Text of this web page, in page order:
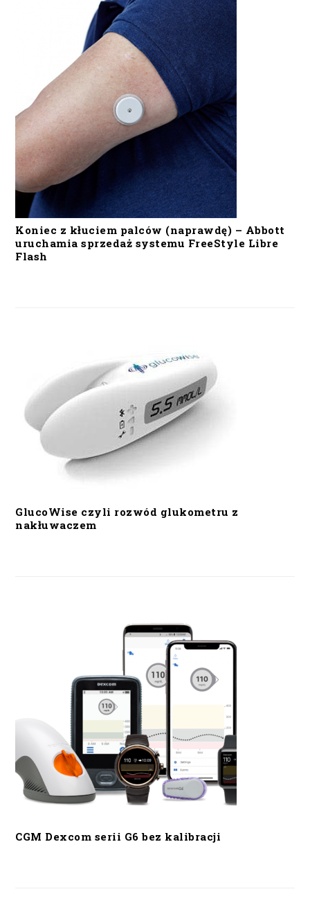
Koniec z kłuciem palców (naprawdę) – Abbott
uruchamia sprzedaż systemu FreeStyle Libre
Flash
GlucoWise czyli rozwód glukometru z
nakłuwaczem
CGM Dexcom serii G6 bez kalibracji